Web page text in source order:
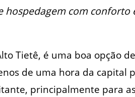
hospedagem com conforto
Tietê, é uma boa opção
de uma hora da capital
principalmente para